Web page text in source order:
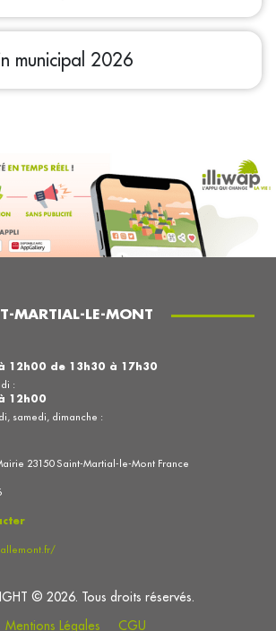
municipal 2026
MARTIAL-LE-MONT
23150 Saint-Martial-le-Mont France
12h00 de 13h30 à 17h30
:
12h00
samedi, dimanche :
© 2026. Tous droits réservés.
Mentions Légales
CGU